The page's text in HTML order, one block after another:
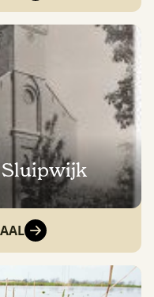
Sluipwijk